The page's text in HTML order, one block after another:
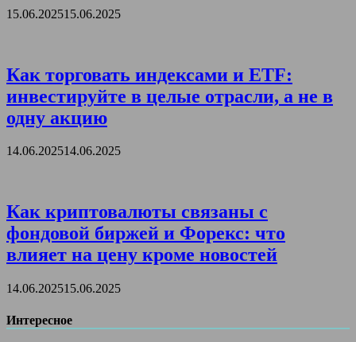
15.06.202515.06.2025
Как торговать индексами и ETF:
инвестируйте в целые отрасли, а не в
одну акцию
14.06.202514.06.2025
Как криптовалюты связаны с
фондовой биржей и Форекс: что
влияет на цену кроме новостей
14.06.202515.06.2025
Интересное